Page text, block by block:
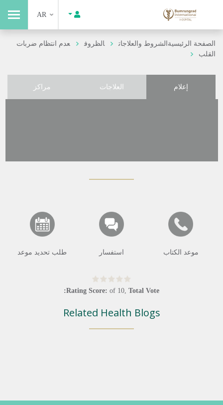
AR
الصفحة الرئيسيةالشروط والعلاجات الظروف
عدم انتظام ضربات
القلب
إعلام العلاجات مراكز
موعد الكتاب استفسار طلب تحديد موعد
Rating Score: of 10, Total Vote:
Related Health Blogs